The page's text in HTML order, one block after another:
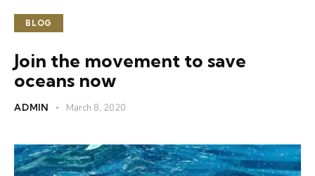
BLOG
Join the movement to save
oceans now
ADMIN March 8, 2020